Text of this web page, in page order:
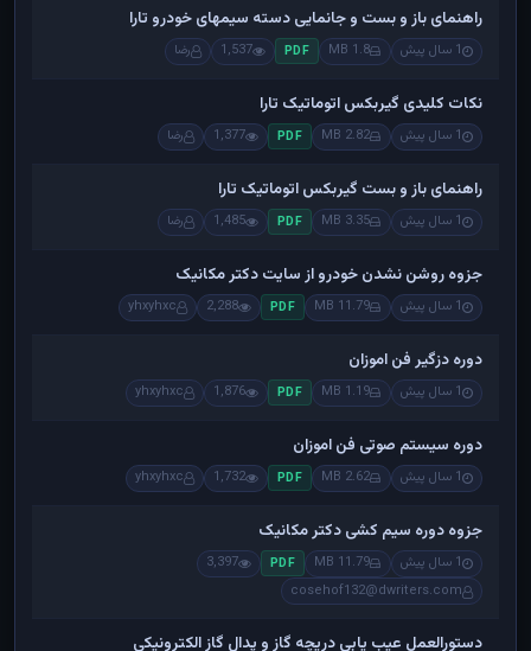
راهنمای باز و بست و جانمایی دسته سیمهای خودرو تارا
1 سال پیش 1.8 MB
PDF
1,537 رضا
نکات کلیدی گیربکس اتوماتیک تارا
1 سال پیش 2.82 MB
PDF
1,377 رضا
راهنمای باز و بست گیربکس اتوماتیک تارا
1 سال پیش 3.35 MB
PDF
1,485 رضا
جزوه روشن نشدن خودرو از سایت دکتر مکانیک
1 سال پیش 11.79 MB
PDF
2,288
yhxyhxc
دوره دزگیر فن اموزان
1 سال پیش 1.19 MB
PDF
1,876
yhxyhxc
دوره سیستم صوتی فن اموزان
1 سال پیش 2.62 MB
PDF
1,732
yhxyhxc
جزوه دوره سیم کشی دکتر مکانیک
1 سال پیش 11.79 MB
PDF
3,397
cosehof132@dwriters.com
دستورالعمل عیب یابی دریچه گاز و پدال گاز الکترونیکی